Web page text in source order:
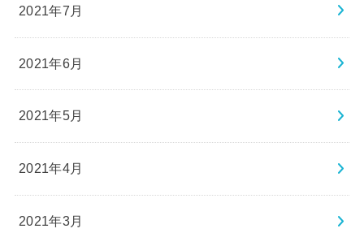
2021年7月
2021年6月
2021年5月
2021年4月
2021年3月